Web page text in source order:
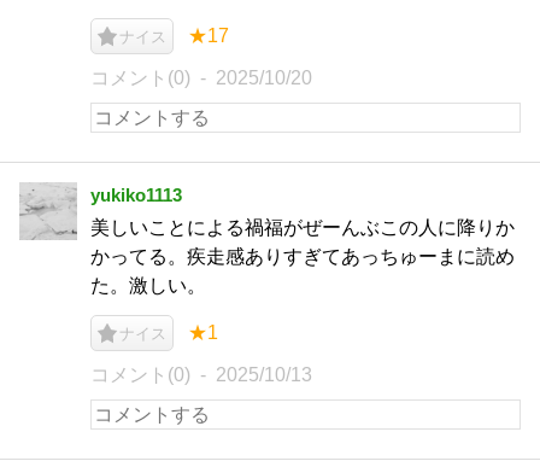
ナイス ★17
コメント(0) 2025/10/20
yukiko1113
美しいことによる禍福がぜーんぶこの人に降りか
かってる。疾走感ありすぎてあっちゅーまに読め
た。激しい。
ナイス ★1
コメント(0) 2025/10/13